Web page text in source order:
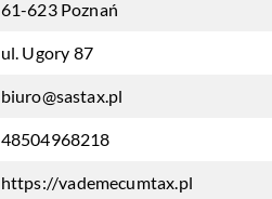
61-623 Poznań
ul. Ugory 87
biuro@sastax.pl
48504968218
https://vademecumtax.pl